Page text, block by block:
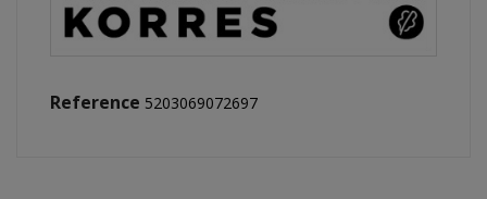
Reference 5203069072697